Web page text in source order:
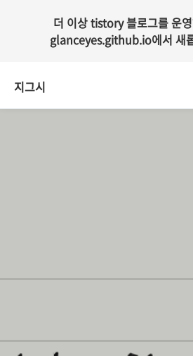
더 이상 tistory 블로그를 운
glanceyes.github.io에서 새
지그시